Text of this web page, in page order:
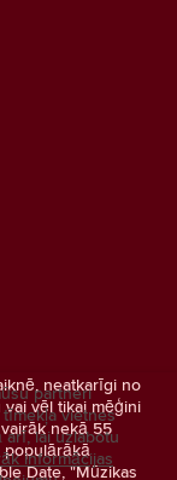
neatkarīgi no
vēl tikai mēģini
nekā 55
Date, "Mūzikas
partneri
vietnes
lai uzlabotu
informācijas